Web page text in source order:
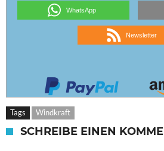
WhatsApp
Newsletter
Tags Windkraft
SCHREIBE EINEN